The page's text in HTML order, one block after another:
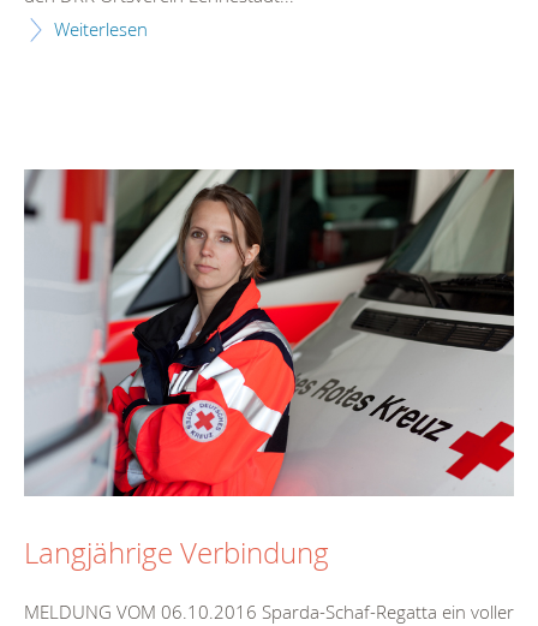
Weiterlesen
Langjährige Verbindung
MELDUNG VOM 06.10.2016 Sparda-Schaf-Regatta ein voller